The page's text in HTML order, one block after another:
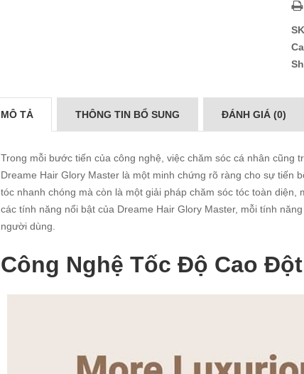
MÔ TẢ THÔNG TIN BỔ SUNG ĐÁNH GIÁ (0)
Trong mỗi bước tiến của công nghệ, việc chăm sóc cá nhân cũng
Dreame Hair Glory Master là một minh chứng rõ ràng cho sự tiến
tóc nhanh chóng mà còn là một giải pháp chăm sóc tóc toàn
các tính năng nổi bật của Dreame Hair Glory Master, mỗi tính
người dùng.
Công Nghệ Tốc Độ Cao